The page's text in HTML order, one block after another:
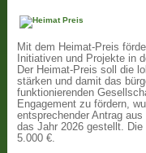
Mit dem Heimat-Preis
Initiativen und Projekte in
Der Heimat-Preis soll die
stärken und damit das
funktionierenden
Engagement zu fördern,
entsprechender Antrag
das Jahr 2026 gestellt.
5.000 €.